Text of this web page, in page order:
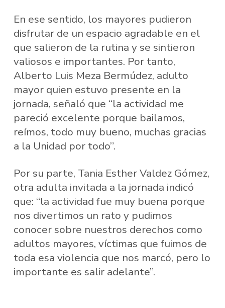
En ese sentido, los mayores pudieron
disfrutar de un espacio agradable en el
que salieron de la rutina y se sintieron
valiosos e importantes. Por tanto,
Alberto Luis Meza Bermúdez, adulto
mayor quien estuvo presente en la
jornada, señaló que “la actividad me
pareció excelente porque bailamos,
reímos, todo muy bueno, muchas gracias
a la Unidad por todo”.
Por su parte, Tania Esther Valdez Gómez,
otra adulta invitada a la jornada indicó
que: “la actividad fue muy buena porque
nos divertimos un rato y pudimos
conocer sobre nuestros derechos como
adultos mayores, víctimas que fuimos de
toda esa violencia que nos marcó, pero lo
importante es salir adelante”.